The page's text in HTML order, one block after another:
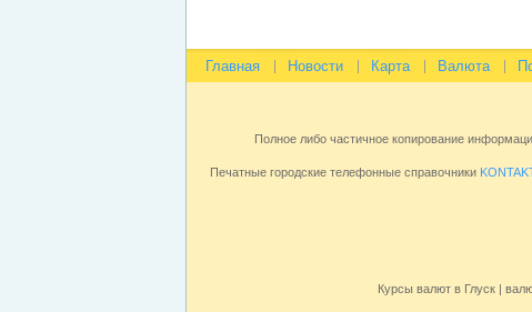
Главная Новости Карта Валюта
Полное либо частичное копирование
Печатные городские телефонные справочники
Курсы валют в Глуск |